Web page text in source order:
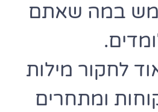
במה שאתם
לחקור מילות
ומתחרים